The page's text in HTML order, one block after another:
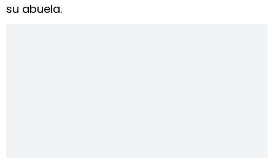
su abuela.